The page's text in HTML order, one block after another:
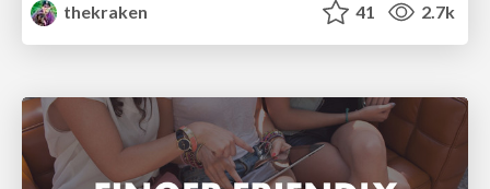
thekraken
41 2.7k